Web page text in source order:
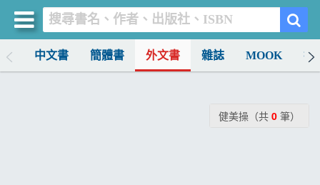
中文書 簡體書 外文書 雜誌 MOOK 找
健美操（共 0 筆）
買書網